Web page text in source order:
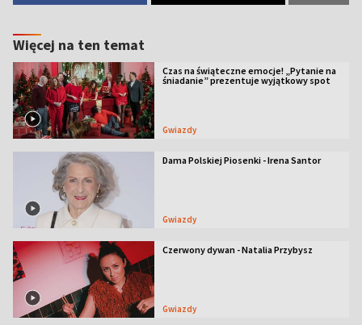
Więcej na ten temat
Czas na świąteczne emocje! „Pytanie na
śniadanie” prezentuje wyjątkowy spot
Gwiazdy
Dama Polskiej Piosenki - Irena Santor
Gwiazdy
Czerwony dywan - Natalia Przybysz
Gwiazdy